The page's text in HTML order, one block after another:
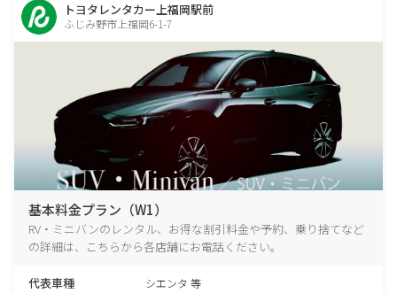
トヨタレンタカー上福岡駅前
ふじみ野市上福岡6-1-7
基本料金プラン（W1）
RV・ミニバンのレンタル、お得な割引料金や予約、乗り捨てなど
の詳細は、こちらから各店舗にお電話ください。
代表車種 シエンタ 等